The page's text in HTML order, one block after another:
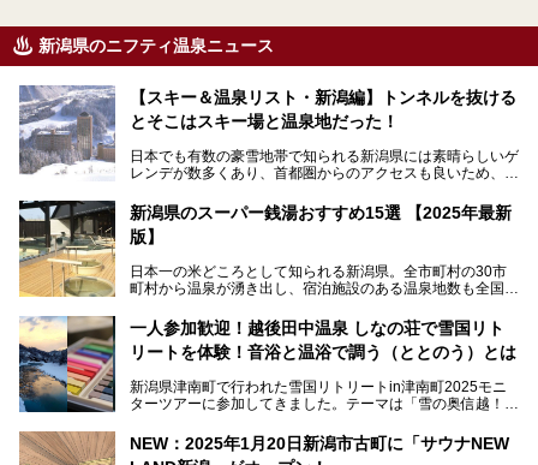
新潟県のニフティ温泉ニュース
【スキー＆温泉リスト・新潟編】トンネルを抜ける
とそこはスキー場と温泉地だった！
日本でも有数の豪雪地帯で知られる新潟県には素晴らしいゲ
レンデが数多くあり、首都圏からのアクセスも良いため、関
た全域にわたって月岡、赤倉、松之山、燕、妙高、岩室など
など、古くは文豪にも愛された歴史ある老舗温泉地が多いこ
とで知られています。
めに訪れたい、新潟県内にあるスキー場そばの温泉地をまと
めました。
新潟県のスーパー銭湯おすすめ15選 【2025年最新
版】
日本一の米どころとして知られる新潟県。全市町村の30市
町村から温泉が湧き出し、宿泊施設のある温泉地数も全国有
温泉が利用ができる宿泊施設も多く、スーパー銭湯も多彩な
サービスを提供する施設がいろいろ。
観光やレジャーに温泉を組み合わせれば、旅はさらに充実し
します。
一人参加歓迎！越後田中温泉 しなの荘で雪国リト
リートを体験！音浴と温浴で調う（ととのう）とは
新潟県津南町で行われた雪国リトリートin津南町2025モニ
ターツアーに参加してきました。テーマは「雪の奥信越！音
温泉ライターとして「温浴」は頻繁に体験していますが、
NEW：2025年1月20日新潟市古町に「サウナNEW